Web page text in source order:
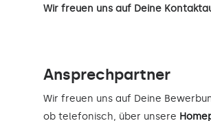
Wir freuen uns auf Deine
Ansprechpartner
Wir freuen uns auf Deine
ob telefonisch, über unsere